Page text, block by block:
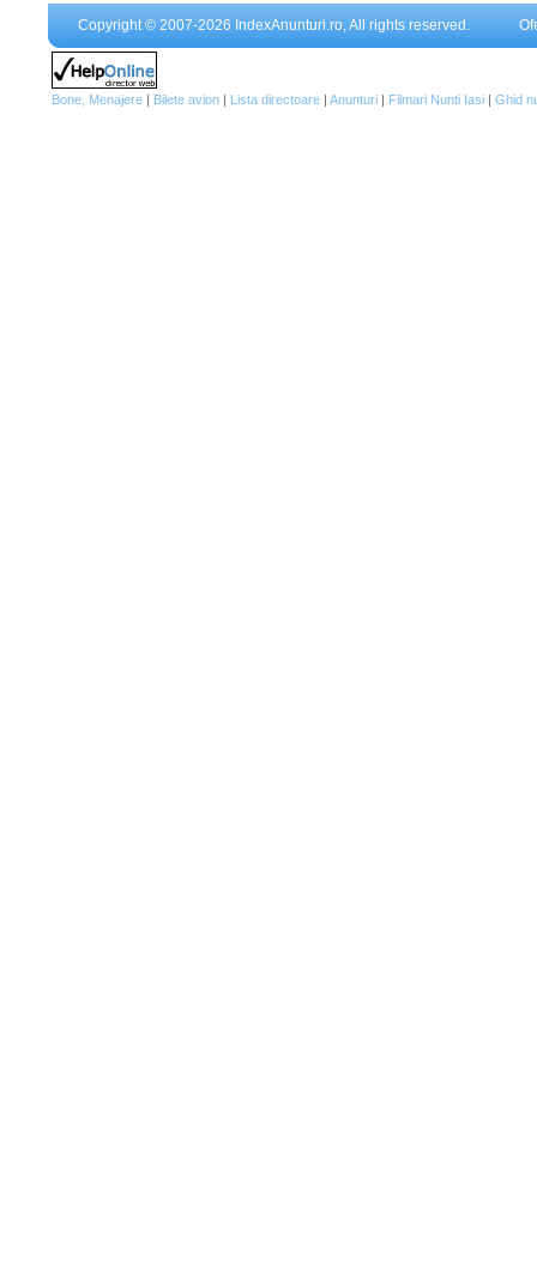
Copyright © 2007-2026 IndexAnunturi.ro, All rights reserved.
Bone, Menajere | Bilete avion | Lista directoare | Anunturi | Filmari Nunti Iasi | Ghid